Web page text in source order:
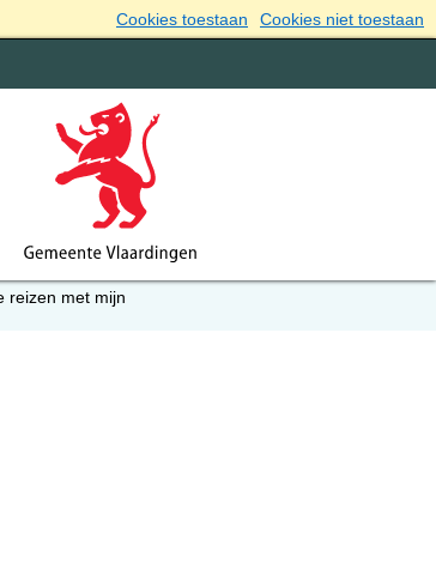
Cookies toestaan Cookies niet toestaan
reizen met mijn